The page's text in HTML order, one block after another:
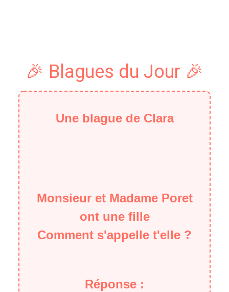
🎉 Blagues du Jour 🎉
Une blague de Clara
Monsieur et Madame Poret
ont une fille
Comment s'appelle t'elle ?
Réponse :